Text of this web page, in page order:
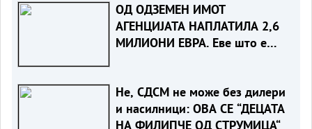
ОД ОДЗЕМЕН ИМОТ
АГЕНЦИЈАТА НАПЛАТИЛА 2,6
МИЛИОНИ ЕВРА. Еве што е
Не, СДСМ не може без дилери
и насилници: ОВА СЕ “ДЕЦАТА
НА ФИЛИПЧЕ ОД СТРУМИЦА“